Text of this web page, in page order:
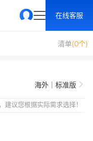
在线客服
清单(0个)
海外｜标准版
议您根据实际需求选择！